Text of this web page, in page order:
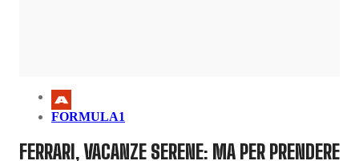
FORMULA1
FERRARI, VACANZE SERENE: MA PER PRENDERE